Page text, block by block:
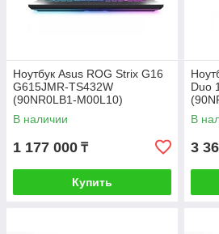
Ноутбук Asus ROG Strix G16
G615JMR-TS432W
(90NR0LB1-M00L10)
В наличии
1 177 000 ₸
Купить
Duo
В
3